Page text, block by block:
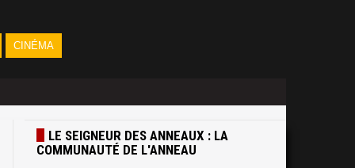
CINÉMA
LE SEIGNEUR DES ANNEAUX : LA
COMMUNAUTÉ DE L'ANNEAU